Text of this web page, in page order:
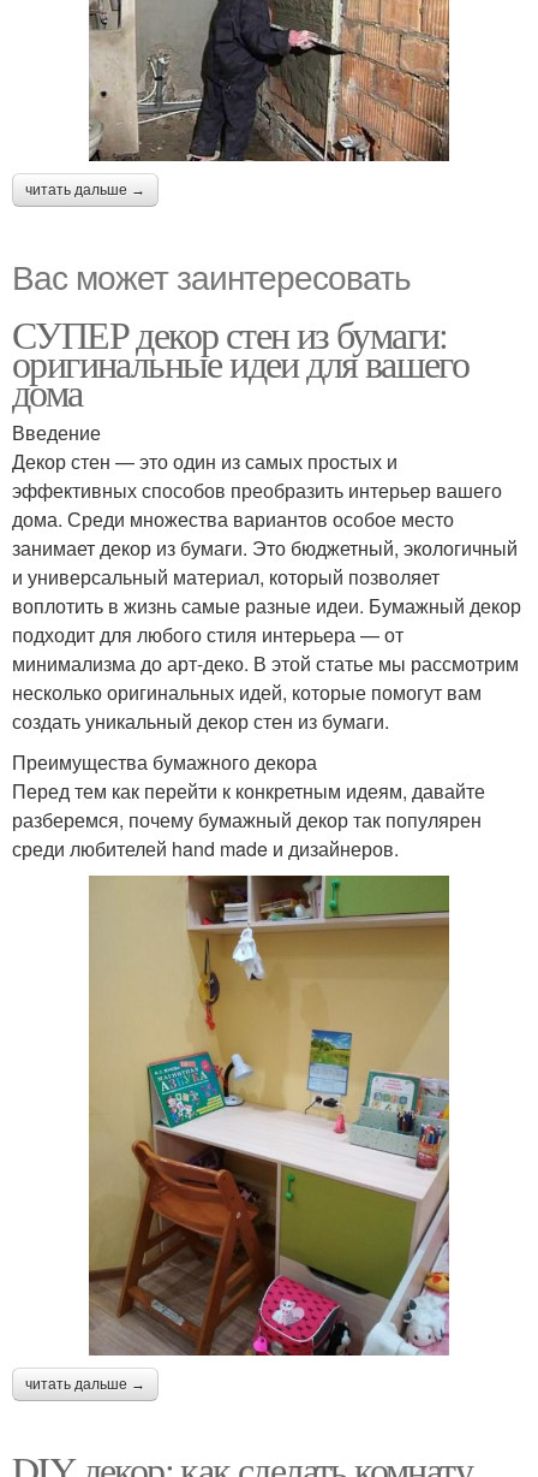
читать дальше →
Вас может заинтересовать
СУПЕР декор стен из бумаги:
оригинальные идеи для вашего
дома
Введение
Декор стен — это один из самых простых и
эффективных способов преобразить интерьер вашего
дома. Среди множества вариантов особое место
занимает декор из бумаги. Это бюджетный, экологичный
и универсальный материал, который позволяет
воплотить в жизнь самые разные идеи. Бумажный декор
подходит для любого стиля интерьера — от
минимализма до арт-деко. В этой статье мы рассмотрим
несколько оригинальных идей, которые помогут вам
создать уникальный декор стен из бумаги.
Преимущества бумажного декора
Перед тем как перейти к конкретным идеям, давайте
разберемся, почему бумажный декор так популярен
среди любителей hand made и дизайнеров.
читать дальше →